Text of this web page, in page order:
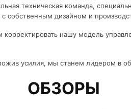
техническая команда,
с собственным дизайном и
нашу модель
усилия, мы станем лидером в
ОБЗОРЫ